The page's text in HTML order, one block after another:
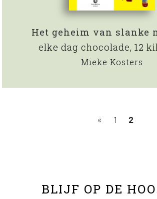
Het geheim van slanke
elke dag chocolade, 12
Mieke Kosters
« 1 2
BLIJF OP DE